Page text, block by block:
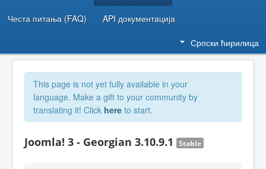
Честа питања (FAQ) API документација
Српски ћирилица
This page is not yet fully available in your
language. Make a gift to your community by
translating it! Click here to start.
Joomla! 3 - Georgian 3.10.9.1 Stable